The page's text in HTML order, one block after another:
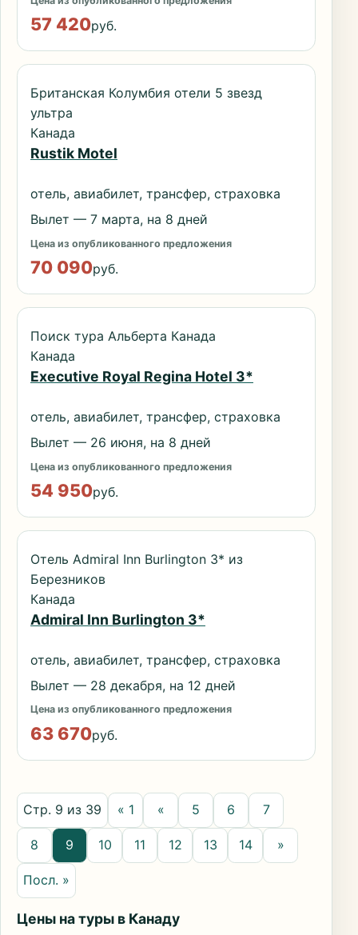
57 420руб.
Британская Колумбия отели 5 звезд
ультра
Канада
Rustik Motel
отель, авиабилет, трансфер, страховка
Вылет — 7 марта, на 8 дней
Цена из опубликованного предложения
70 090руб.
Поиск тура Альберта Канада
Канада
Executive Royal Regina Hotel 3*
отель, авиабилет, трансфер, страховка
Вылет — 26 июня, на 8 дней
Цена из опубликованного предложения
54 950руб.
Отель Admiral Inn Burlington 3* из
Березников
Канада
Admiral Inn Burlington 3*
отель, авиабилет, трансфер, страховка
Вылет — 28 декабря, на 12 дней
Цена из опубликованного предложения
63 670руб.
Стр. 9 из 39 « 1 « 5 6 7
8 9 10 11 12 13 14 »
Посл. »
Цены на туры в Канаду